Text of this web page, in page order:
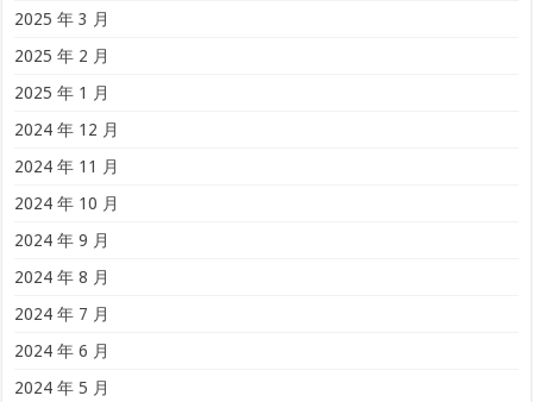
2025 年 3 月
2025 年 2 月
2025 年 1 月
2024 年 12 月
2024 年 11 月
2024 年 10 月
2024 年 9 月
2024 年 8 月
2024 年 7 月
2024 年 6 月
2024 年 5 月